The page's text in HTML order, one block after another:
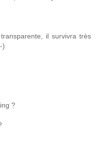
il survivra très
)
?